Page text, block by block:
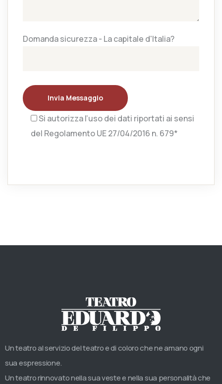
Domanda sicurezza - La capitale d'Italia?
Invia Messaggio
Si autorizza l’uso dei dati riportati ai sensi
del Regolamento UE 27/04/2016 n. 679*
Un teatro al servizio del teatro e di coloro che ne amano ogni
sua espressione.
Un teatro rinnovato nella sua veste e nella sua personalità che